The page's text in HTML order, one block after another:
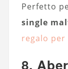
Perfetto
single
regalo per
8.